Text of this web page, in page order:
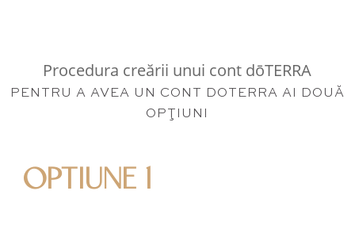
Procedura creării unui cont dōTERRA
PENTRU A AVEA UN CONT DOTERRA AI DOUĂ
OPŢIUNI
OPTIUNE 1